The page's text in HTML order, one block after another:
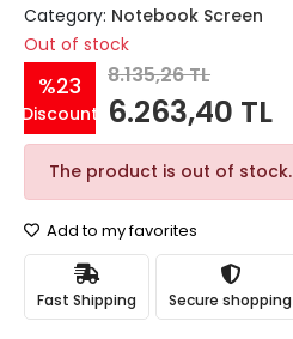
Category: Notebook Screen
Out of stock
%23
Discount
8.135,26 TL
6.263,40 TL
The product is out of stock.
Add to my favorites
Fast Shipping Secure shopping